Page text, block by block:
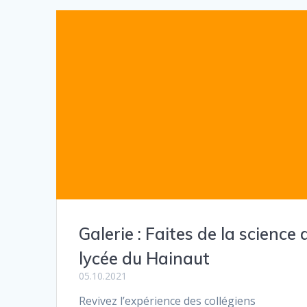
Galerie : Faites de la science
lycée du Hainaut
05.10.2021
Revivez l’expérience des collégiens